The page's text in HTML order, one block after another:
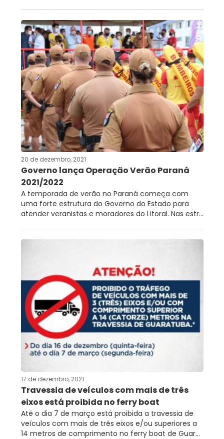
20 de dezembro, 2021
Governo lança Operação Verão Paraná
2021/2022
A temporada de verão no Paraná começa com
uma forte estrutura do Governo do Estado para
atender veranistas e moradores do Litoral. Nas estr...
17 de dezembro, 2021
Travessia de veículos com mais de três
eixos está proibida no ferry boat
Até o dia 7 de março está proibida a travessia de
veículos com mais de três eixos e/ou superiores a
14 metros de comprimento no ferry boat de Guar...